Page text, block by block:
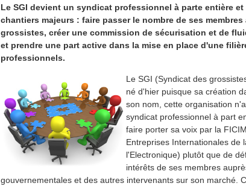
Le SGI devient un syndicat professionnel à parte entière
chantiers majeurs : faire passer le nombre de ses
grossistes, créer une commission de sécurisation et de
et prendre une part active dans la mise en place d'une
professionnels.
Le SGI (Syndicat des
né d'hier puisque sa création
son nom, cette organisation
syndicat professionnel à part
faire porter sa voix par la
Entreprises Internationales de
l'Electronique) plutôt que de
intérêts de ses membres
gouvernementales et des autres intervenants sur son marché.
En
aidant
1
2